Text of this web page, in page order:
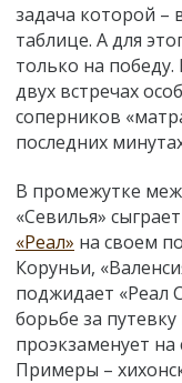
задача которой –
таблице. А для
только на
двух встречах
соперников
последних
В промежутке
«Севилья»
«Реал» на своем
Коруньи,
поджидает «Реал
борьбе за
проэкзаменует
Примеры –